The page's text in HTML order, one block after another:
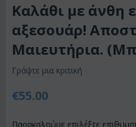
Καλάθι με άνθη
αξεσουάρ!
Μαιευτήρια.
Γράψτε μια κριτική
€55.00
Παρακαλούμε επιλέξτε